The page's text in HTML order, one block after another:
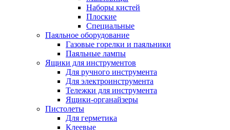
Наборы кистей
Плоские
Специальные
Паяльное оборудование
Газовые горелки и паяльники
Паяльные лампы
Ящики для инструментов
Для ручного инструмента
Для электроинструмента
Тележки для инструмента
Ящики-органайзеры
Пистолеты
Для герметика
Клеевые